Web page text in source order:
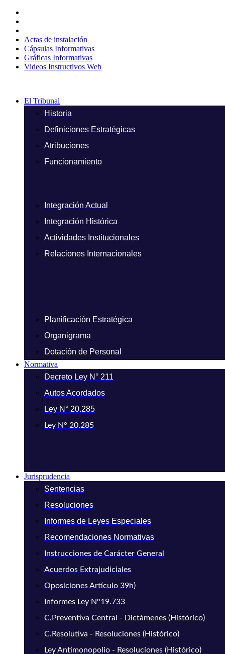
contenido
Actas de instalación
Cápsulas Informativas
Gráficas Informativas
Videos Instructivos Web
El Tribunal
Historia
Definiciones Estratégicas
Atribuciones
Funcionamiento
Integración Actual
Integración Histórica
Actividades Institucionales
Relaciones Internacionales
Planificación Estratégica
Organigrama
Dotación de Personal
Normativa
Decreto Ley N° 211
Autos Acordados
Ley N° 20.285
Ley N° 20.285
Jurisprudencia
Sentencias
Resoluciones
Informes de Leyes Especiales
Recomendaciones Normativas
Instrucciones de Carácter General
Acuerdos Extrajudiciales
Oposiciones Artículo 39h)
Informes Ley N°19.733
C.Preventiva Central - Dictámenes (Histórico)
C.Resolutiva - Resoluciones (Histórico)
Ley Antimonopolio - Resoluciones (Histórico)